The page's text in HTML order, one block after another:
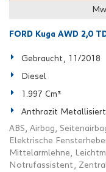
FORD Kuga AWD 2,0
Gebraucht, 11/2018
Diesel
1.997 Cm³
Anthrazit Metallisiert
ABS, Airbag,
Elektrische
Mittelarmlehne,
Notrufassistent,